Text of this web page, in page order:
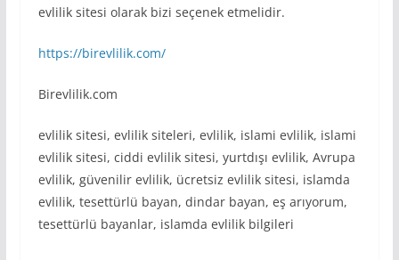
evlilik sitesi olarak bizi seçenek etmelidir.
https://birevlilik.com/
Birevlilik.com
evlilik sitesi, evlilik siteleri, evlilik, islami evlilik, islami
evlilik sitesi, ciddi evlilik sitesi, yurtdışı evlilik, Avrupa
evlilik, güvenilir evlilik, ücretsiz evlilik sitesi, islamda
evlilik, tesettürlü bayan, dindar bayan, eş arıyorum,
tesettürlü bayanlar, islamda evlilik bilgileri